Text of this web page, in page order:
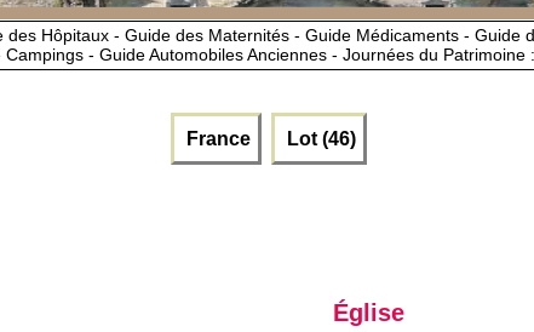
Hôpitaux - Guide des Maternités - Guide Médicaments - Guide
- Guide Automobiles Anciennes - Journées du Patrimoine :
France Lot (46)
Église